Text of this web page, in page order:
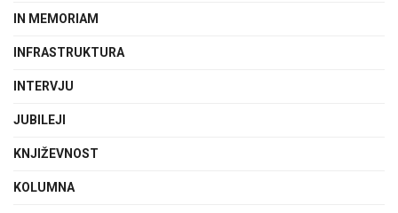
IN MEMORIAM
INFRASTRUKTURA
INTERVJU
JUBILEJI
KNJIŽEVNOST
KOLUMNA